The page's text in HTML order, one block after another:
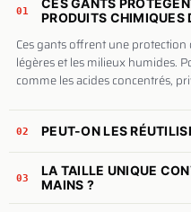
01
CES GANTS
PRODUITS CHIMIQUES
Ces gants offrent une
légères et les milieux humides.
comme les acides concentrés,
02 PEUT-ON LES
03
LA TAILLE UNIQUE
MAINS ?